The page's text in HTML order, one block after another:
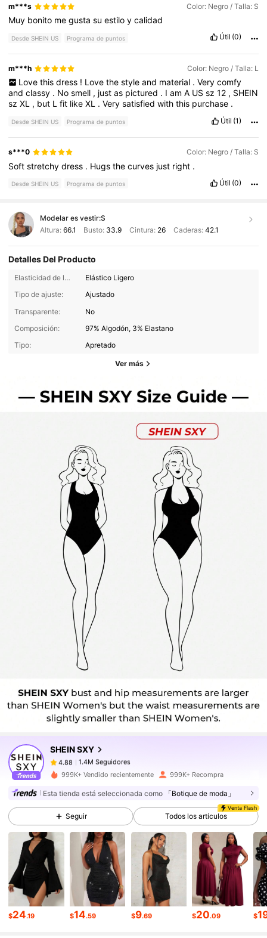
m***s Color: Negro / Talla: S
Muy bonito megustasuestiloycalidad
Desde SHEIN US Programa de puntos Útil (0)
m***h Color: Negro / Talla: L
Love this dress ! Love the style and material . Very comfy
andclassy . Nosmell , justas pictured . IamA USsz12 , SHEIN
szXL , but Lfit likeXL .Verysatisfiedwiththis purchase .
Desde SHEIN US Programa de puntos Útil (1)
s***0 Color: Negro / Talla: S
Softstretchydress . Hugsthecurves just right .
Desde SHEIN US Programa de puntos Útil (0)
Modelar es vestir:S
Altura: 66.1 Busto: 33.9 Cintura: 26 Caderas: 42.1
Detalles Del Producto
Elasticidad de la tela:
Elástico Ligero
Tipo de ajuste:
Ajustado
Transparente:
No
Composición:
97% Algodón, 3% Elastano
Tipo:
Apretado
Ver más
SHEIN SXY
1.4M Seguidores
4.88
1.4M Seguidores
1***9pagóHace 3 horas
4.88 1.4M Seguidores
4.88 1.4M Seguidores
4.88 1.4M Seguidores
4.88 1.4M Seguidores
999K+ Vendido recientemente 999K+ Recompra
Esta tienda está seleccionada como 「Botique de moda」
Seguir
Venta Flash
Todos los artículos
$24.19 $14.59 $9.69 $20.09 $